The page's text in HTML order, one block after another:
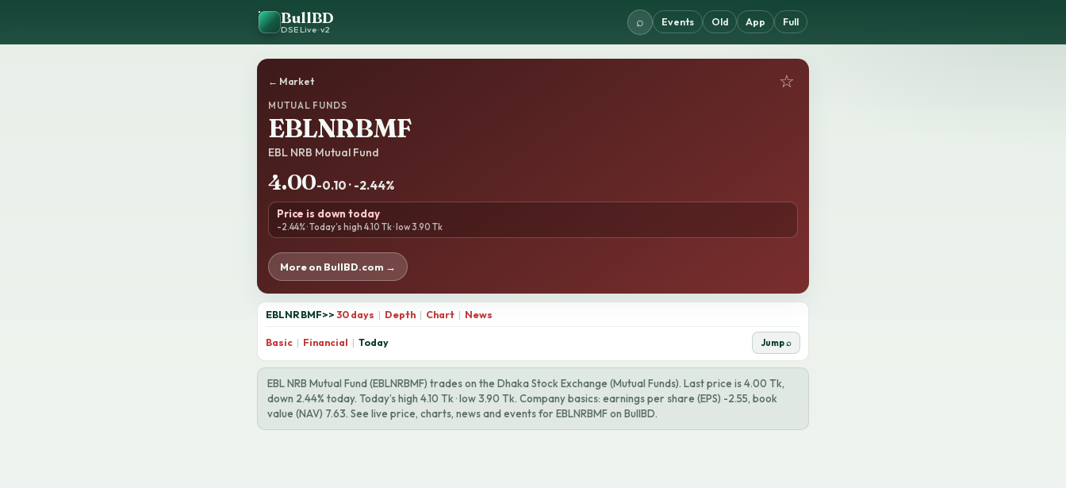
BullBD
DSE Live · v2
⌕ Events Old App Full
← Market ☆
MUTUAL FUNDS
EBLNRBMF
EBL NRB Mutual Fund
4.00-0.10 · -2.44%
Price is down today
-2.44% · Today’s high 4.10 Tk · low 3.90 Tk
More on BullBD.com →
EBLNRBMF>> 30 days | Depth | Chart | News
Basic | Financial | Today Jump ⌕
EBL NRB Mutual Fund (EBLNRBMF) trades on the Dhaka Stock Exchange (Mutual Funds). Last price is 4.00 Tk,
down 2.44% today. Today’s high 4.10 Tk · low 3.90 Tk. Company basics: earnings per share (EPS) -2.55, book
value (NAV) 7.63. See live price, charts, news and events for EBLNRBMF on BullBD.